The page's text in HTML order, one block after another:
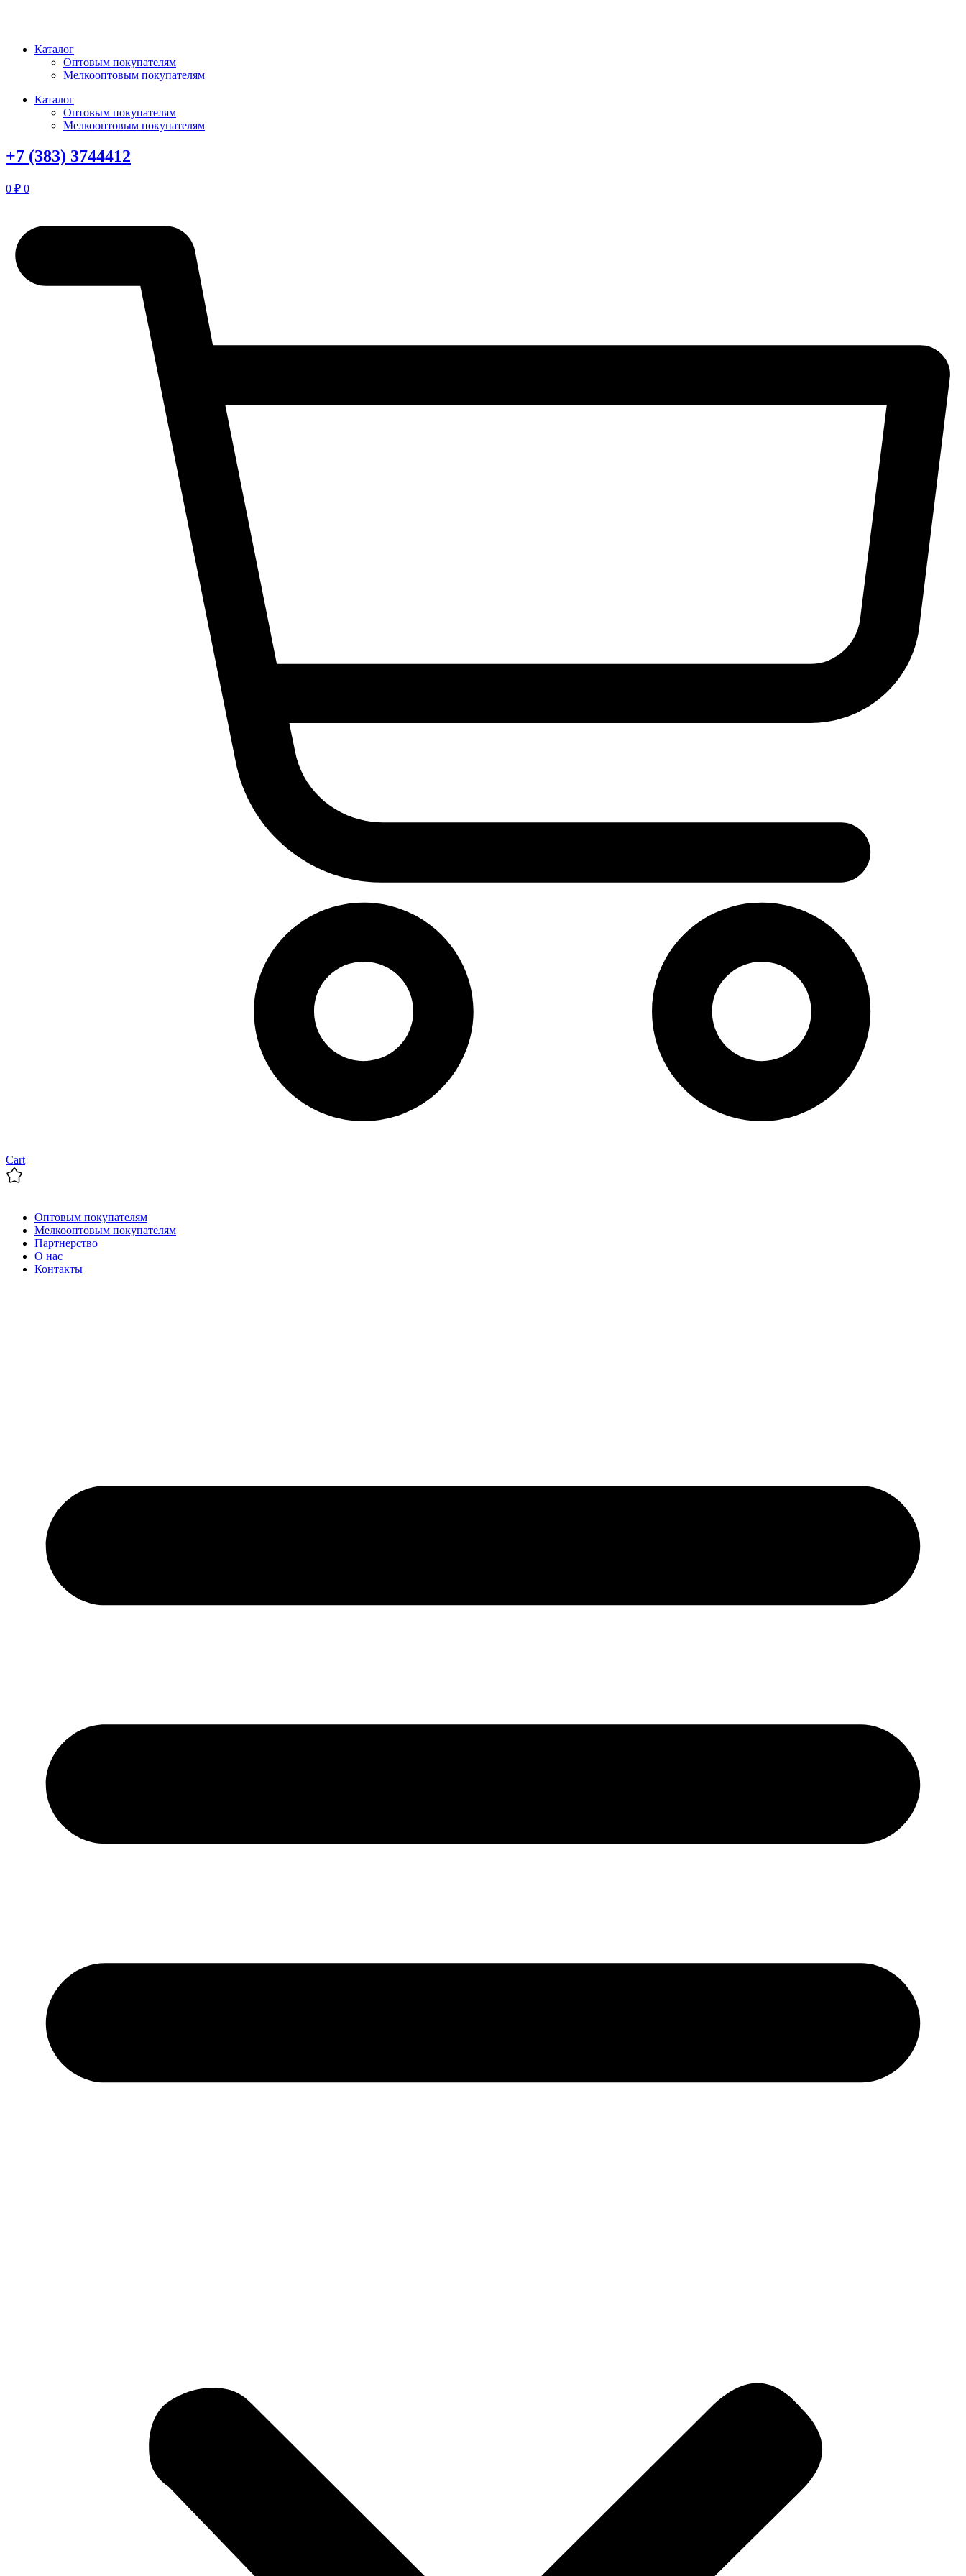
Каталог
Оптовым покупателям
Мелкооптовым покупателям
Каталог
Оптовым покупателям
Мелкооптовым покупателям
+7 (383) 3744412
0 ₽ 0
Cart
Оптовым покупателям
Мелкооптовым покупателям
Партнерство
О нас
Контакты